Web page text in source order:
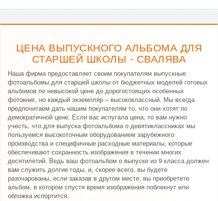
ЦЕНА ВЫПУСКНОГО АЛЬБОМА ДЛЯ
СТАРШЕЙ ШКОЛЫ - СВАЛЯВА
Наша фирма предоставляет своим покупателям выпускные
фотоальбомы для старшей школы от бюджетных моделей готовых
альбомов по невысокой цене до дорогостоящих особенных
фотокниг, но каждый экземпляр – высококлассный. Мы всегда
предпочитаем дать нашим покупателям то, что они хотят по
демократичной цене. Если вас испугала цена, то вам нужно
учесть, что для выпуска фотоальбома о девятиклассниках мы
пользуемся высокоточным оборудованием зарубежного
производства и специфичные расходные материалы, которые
обеспечивают сохранность изображения в течении многих
десятилетий. Ведь ваш фотоальбом о выпуске из 9 класса должен
вам служить долгие годы, и, скорее всего, вы будете
разочарованы, если заказав в другом месте, вы приобретете
альбом, в котором спустя время изображения поблекнут или
обложка испортится.